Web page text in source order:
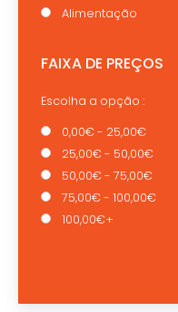
Alimentação
FAIXA DE PREÇOS
Escolha a opção :
0,00€ - 25,00€
25,00€ - 50,00€
50,00€ - 75,00€
75,00€ - 100,00€
100,00€+